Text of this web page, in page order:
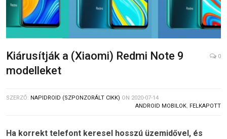
Kiárusítják a (Xiaomi) Redmi Note 9
modelleket
0
SZERZŐ: NAPIDROID (SZPONZORÁLT CIKK) ON 2020-07-14
ANDROID MOBILOK, FELKAPOTT
Ha korrekt telefont keresel hosszú üzemidővel, és